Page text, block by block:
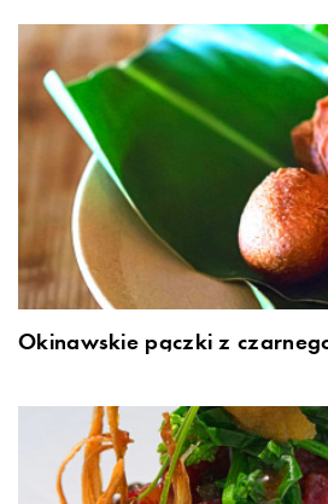
Okinawskie pączki z